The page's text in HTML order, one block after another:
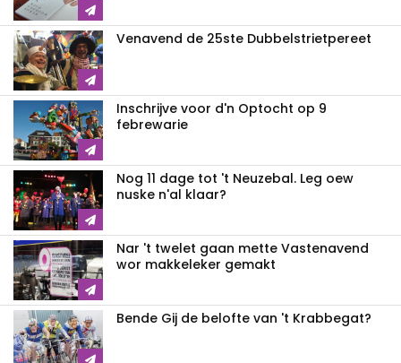
Venavend de 25ste Dubbelstrietpereet
Inschrijve voor d'n Optocht op 9
febrewarie
Nog 11 dage tot 't Neuzebal. Leg oew
nuske n'al klaar?
Nar 't twelet gaan mette Vastenavend
wor makkeleker gemakt
Bende Gij de belofte van 't Krabbegat?